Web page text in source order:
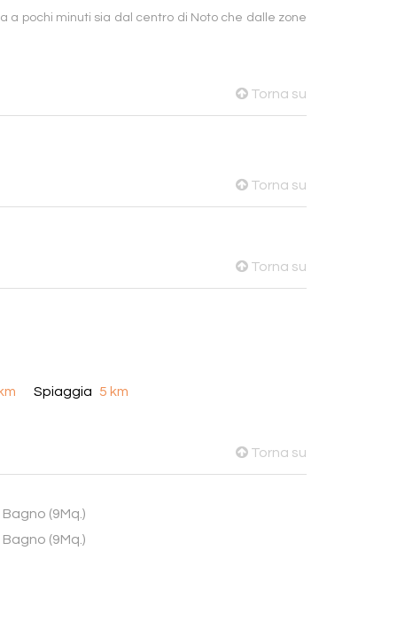
a pochi minuti sia dal centro di Noto che dalle zone
Torna su
Torna su
Torna su
Spiaggia 5 km
Torna su
Bagno (9Mq.)
Bagno (9Mq.)